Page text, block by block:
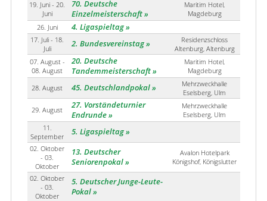
19. Juni - 20.
Juni
70. Deutsche
Einzelmeisterschaft
Maritim Hotel,
Magdeburg
26. Juni
4. Ligaspieltag
17. Juli - 18.
Juli
2. Bundesvereinstag
Residenzschloss
Altenburg, Altenburg
07. August -
08. August
20. Deutsche
Tandemmeisterschaft
Maritim Hotel,
Magdeburg
28. August
45. Deutschlandpokal
Mehrzweckhalle
Eselsberg, Ulm
29. August
27. Vorständeturnier
Endrunde
Mehrzweckhalle
Eselsberg, Ulm
11.
September
5. Ligaspieltag
02. Oktober
- 03.
Oktober
13. Deutscher
Seniorenpokal
Avalon Hotelpark
Königshof, Königslutter
02. Oktober
- 03.
Oktober
5. Deutscher Junge-Leute-
Pokal